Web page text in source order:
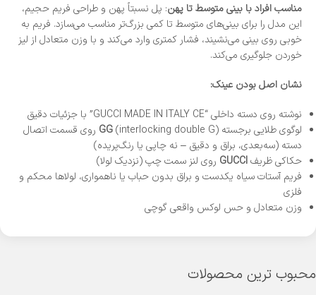
مناسب افراد با بینی متوسط تا پهن: پل نسبتاً پهن و طراحی فریم حجیم،
این مدل را برای بینی‌های متوسط تا کمی بزرگ‌تر مناسب می‌سازد. فریم به
خوبی روی بینی می‌نشیند، فشار کمتری وارد می‌کند و با وزن متعادل از لیز
خوردن جلوگیری می‌کند.
نشان اصل بودن عینک:
نوشته روی دسته داخلی “GUCCI MADE IN ITALY CE” با جزئیات دقیق
لوگوی طلایی برجسته
GG (interlocking double G) روی قسمت اتصال
دسته (سه‌بعدی، براق و دقیق – نه چاپی یا رنگ‌پریده)
حکاکی ظریفGUCCI روی لنز سمت چپ (نزدیک لولا)
فریم آستات سیاه یکدست و براق بدون حباب یا ناهمواری، لولاها محکم و
فلزی
وزن متعادل و حس لوکس واقعی گوچی
محبوب ترین محصولات